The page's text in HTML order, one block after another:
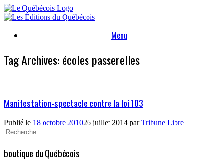
Skip
to
Menu
Tag Archives:écoles passerelles
Manifestation-spectacle contre la loi 103
Publié le 18 octobre 201026 juillet 2014 parTribune Libre
Search
for:
boutique du Québécois